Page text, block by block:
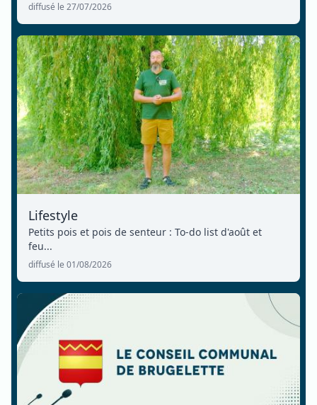
diffusé le 27/07/2026
Lifestyle
Petits pois et pois de senteur : To-do list d'août et
feu...
diffusé le 01/08/2026